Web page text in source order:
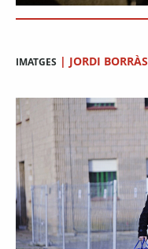
IMATGES | JORDI BORRÀS